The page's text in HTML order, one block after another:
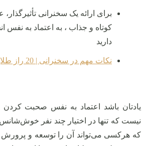
برای ارائه یک سخنرانی
کوتاه و جذاب ، به اعتماد به نفس
دارید
نکات مهم در سخنرانی | 20 راز طلایی برای سخنرانی بهتر
یادتان باشد اعتماد به نفس صحبت
نیست که تنها در اختیار چند نفر
که هرکسی می‌تواند آن را توسعه و